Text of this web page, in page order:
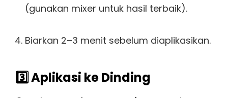
(gunakan mixer untuk hasil terbaik).
Biarkan 2–3 menit sebelum diaplikasikan.
3️⃣ Aplikasi ke Dinding